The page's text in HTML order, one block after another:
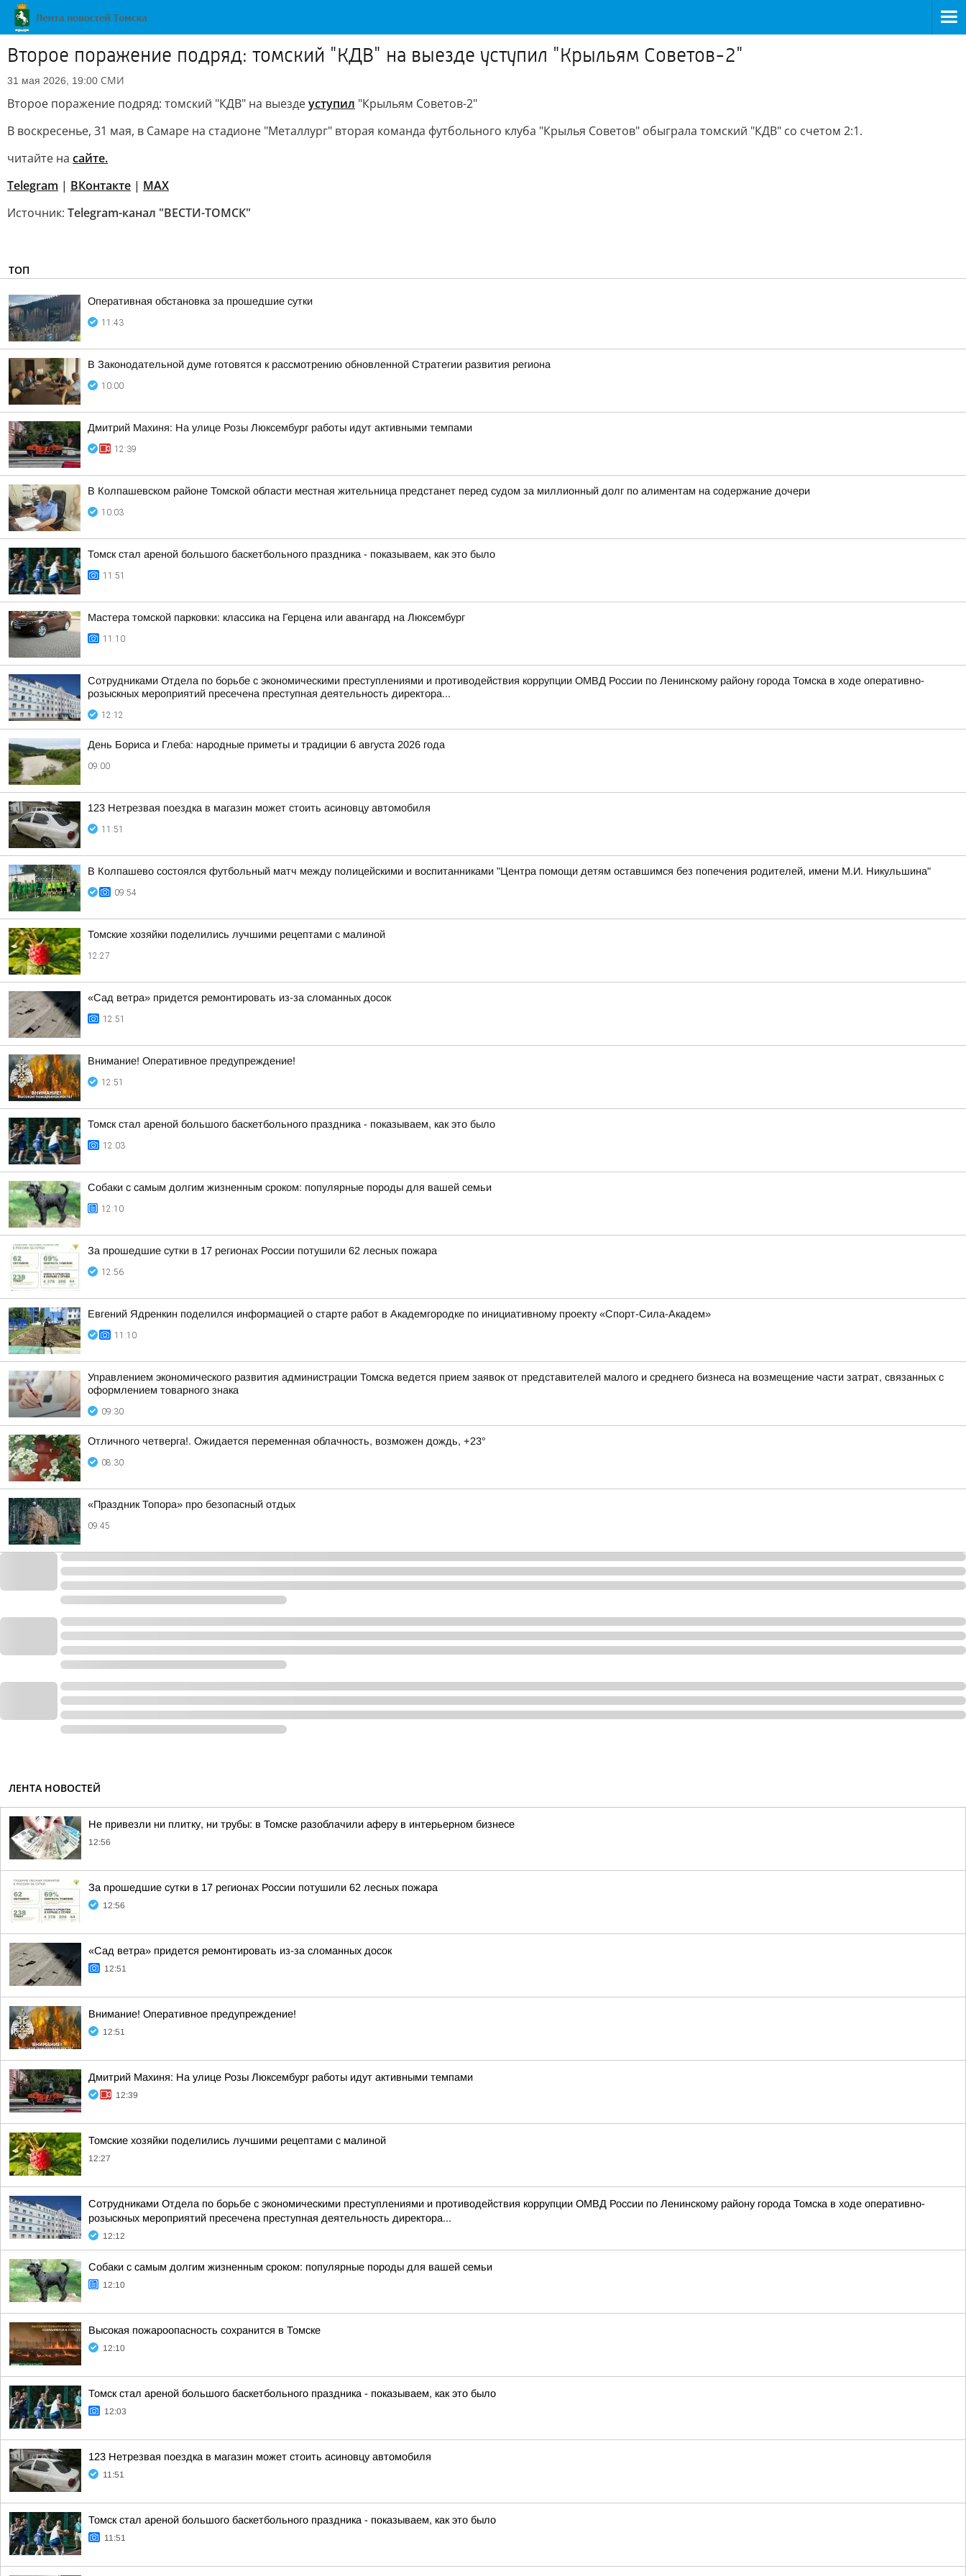
Второе поражение подряд: томский "КДВ" на выезде уступил "Крыльям Советов-2"
31 мая 2026, 19:00 СМИ
Второе поражение подряд: томский "КДВ" на выездеуступил "Крыльям Советов-2"
В воскресенье, 31 мая, в Самаре на стадионе "Металлург" вторая команда футбольного клуба "Крылья Советов" обыграла томский "КДВ" со счетом 2:1.
читайте на сайте.
Telegram | ВКонтакте | МАХ
Источник: Telegram-канал "ВЕСТИ-ТОМСК"
ТОП
Оперативная обстановка за прошедшие сутки
11:43
В Законодательной думе готовятся к рассмотрению обновленной Стратегии развития региона
10:00
Дмитрий Махиня: На улице Розы Люксембург работы идут активными темпами
12:39
В Колпашевском районе Томской области местная жительница предстанет перед судом за миллионный долг по алиментам на содержание дочери
10:03
Томск стал ареной большого баскетбольного праздника - показываем, как это было
11:51
Мастера томской парковки: классика на Герцена или авангард на Люксембург
11:10
Сотрудниками Отдела по борьбе с экономическими преступлениями и противодействия коррупции ОМВД России по Ленинскому району города Томска в ходе оперативно-
розыскных мероприятий пресечена преступная деятельность директора...
12:12
День Бориса и Глеба: народные приметы и традиции 6 августа 2026 года
09:00
123 Нетрезвая поездка в магазин может стоить асиновцу автомобиля
11:51
В Колпашево состоялся футбольный матч между полицейскими и воспитанниками "Центра помощи детям оставшимся без попечения родителей, имени М.И. Никульшина"
09:54
Томские хозяйки поделились лучшими рецептами с малиной
12:27
«Сад ветра» придется ремонтировать из-за сломанных досок
12:51
Внимание! Оперативное предупреждение!
12:51
Томск стал ареной большого баскетбольного праздника - показываем, как это было
12:03
Собаки с самым долгим жизненным сроком: популярные породы для вашей семьи
12:10
За прошедшие сутки в 17 регионах России потушили 62 лесных пожара
12:56
Евгений Ядренкин поделился информацией о старте работ в Академгородке по инициативному проекту «Спорт-Сила-Академ»
11:10
Управлением экономического развития администрации Томска ведется прием заявок от представителей малого и среднего бизнеса на возмещение части затрат, связанных с
оформлением товарного знака
09:30
Отличного четверга!. Ожидается переменная облачность, возможен дождь, +23°
08:30
«Праздник Топора» про безопасный отдых
09:45
ЛЕНТА НОВОСТЕЙ
Не привезли ни плитку, ни трубы: в Томске разоблачили аферу в интерьерном бизнесе
12:56
За прошедшие сутки в 17 регионах России потушили 62 лесных пожара
12:56
«Сад ветра» придется ремонтировать из-за сломанных досок
12:51
Внимание! Оперативное предупреждение!
12:51
Дмитрий Махиня: На улице Розы Люксембург работы идут активными темпами
12:39
Томские хозяйки поделились лучшими рецептами с малиной
12:27
Сотрудниками Отдела по борьбе с экономическими преступлениями и противодействия коррупции ОМВД России по Ленинскому району города Томска в ходе оперативно-
розыскных мероприятий пресечена преступная деятельность директора...
12:12
Собаки с самым долгим жизненным сроком: популярные породы для вашей семьи
12:10
Высокая пожароопасность сохранится в Томске
12:10
Томск стал ареной большого баскетбольного праздника - показываем, как это было
12:03
123 Нетрезвая поездка в магазин может стоить асиновцу автомобиля
11:51
Томск стал ареной большого баскетбольного праздника - показываем, как это было
11:51